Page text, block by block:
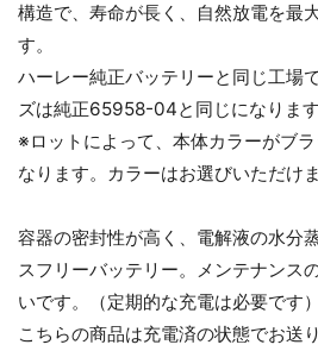
構造で、寿命が長く、自然放電を最
す。
ハーレー純正バッテリーと同じ工場
ズは純正65958-04と同じになります
※ロットによって、本体カラーがブ
なります。カラーはお選びいただけま
容器の密封性が高く、電解液の水分
スフリーバッテリー。メンテナンス
いです。（定期的な充電は必要です）
こちらの商品は充電済の状態でお送